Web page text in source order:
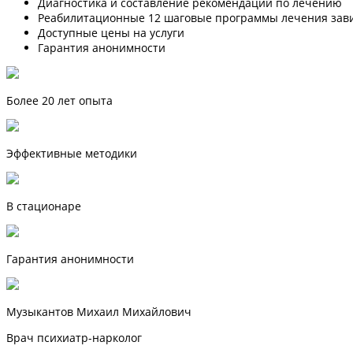
Реабилитационные 12 шаговые программы лечения
Доступные цены на услуги
Гарантия анонимности
Более 20 лет опыта
Эффективные методики
В стационаре
Гарантия анонимности
Музыкантов Михаил Михайлович
Врач психиатр-нарколог